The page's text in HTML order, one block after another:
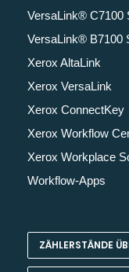
VersaLink® C7100
VersaLink® B7100
Xerox AltaLink
Xerox VersaLink
Xerox ConnectKey
Xerox Workflow
Xerox Workplace
Workflow-Apps
ZÄHLERSTÄNDE